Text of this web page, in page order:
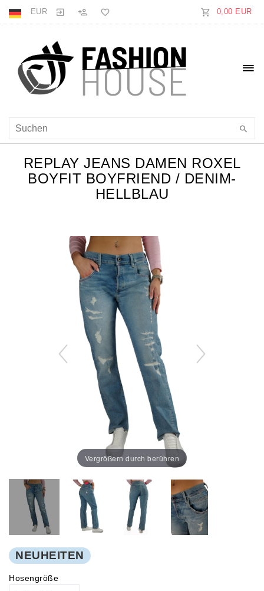
EUR 0,00 EUR
REPLAY JEANS DAMEN ROXEL
BOYFIT BOYFRIEND / DENIM-
HELLBLAU
Vergrößern durch berühren
NEUHEITEN
Hosengröße